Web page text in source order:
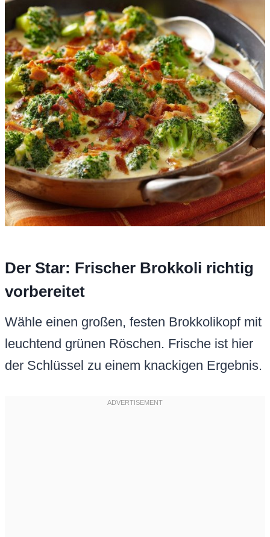
Der Star: Frischer Brokkoli richtig
vorbereitet
Wähle einen großen, festen Brokkolikopf mit
leuchtend grünen Röschen. Frische ist hier
der Schlüssel zu einem knackigen Ergebnis.